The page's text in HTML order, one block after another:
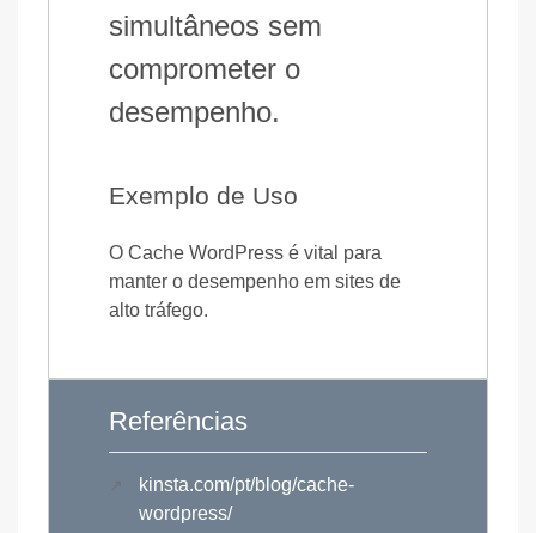
simultâneos sem
comprometer o
desempenho.
Exemplo de Uso
O Cache WordPress é vital para
manter o desempenho em sites de
alto tráfego.
Referências
kinsta.com/pt/blog/cache-
wordpress/